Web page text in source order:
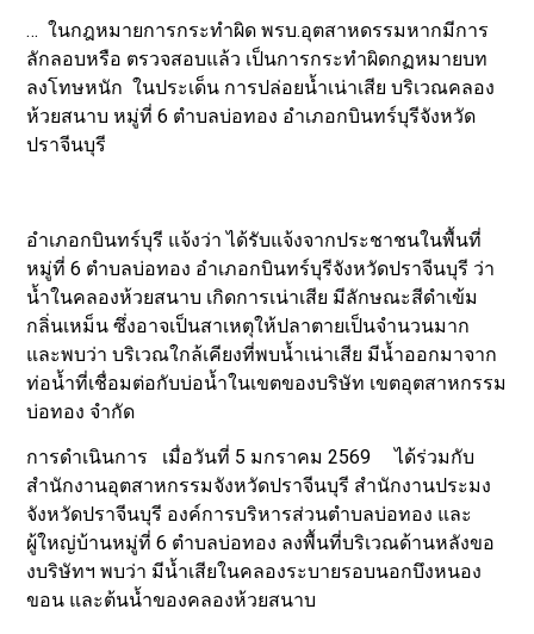
… ในกฎหมายการกระทำผิด พรบ.อุตสาหดรรมหากมีการ
ลักลอบหรือ ตรวจสอบแล้ว เป็นการกระทำผิดกฏหมายบท
ลงโทษหนัก ในประเด็น การปล่อยน้ำเน่าเสีย บริเวณคลอง
ห้วยสนาบ หมู่ที่ 6 ตำบลบ่อทอง อำเภอกบินทร์บุรีจังหวัด
ปราจีนบุรี
อำเภอกบินทร์บุรี แจ้งว่า ได้รับแจ้งจากประชาชนในพื้นที่
หมู่ที่ 6 ตำบลบ่อทอง อำเภอกบินทร์บุรีจังหวัดปราจีนบุรี ว่า
น้ำในคลองห้วยสนาบ เกิดการเน่าเสีย มีลักษณะสีดำเข้ม
กลิ่นเหม็น ซึ่งอาจเป็นสาเหตุให้ปลาตายเป็นจำนวนมาก
และพบว่า บริเวณใกล้เคียงที่พบน้ำเน่าเสีย มีน้ำออกมาจาก
ท่อน้ำที่เชื่อมต่อกับบ่อน้ำในเขตของบริษัท เขตอุตสาหกรรม
บ่อทอง จำกัด
การดำเนินการ เมื่อวันที่ 5 มกราคม 2569 ได้ร่วมกับ
สำนักงานอุตสาหกรรมจังหวัดปราจีนบุรี สำนักงานประมง
จังหวัดปราจีนบุรี องค์การบริหารส่วนตำบลบ่อทอง และ
ผู้ใหญ่บ้านหมู่ที่ 6 ตำบลบ่อทอง ลงพื้นที่บริเวณด้านหลังขอ
งบริษัทฯ พบว่า มีน้ำเสียในคลองระบายรอบนอกบึงหนอง
ขอน และต้นน้ำของคลองห้วยสนาบ